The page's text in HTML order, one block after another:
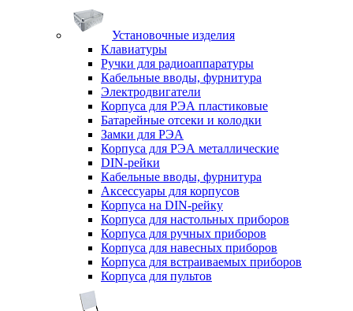
Установочные изделия
Клавиатуры
Ручки для радиоаппаратуры
Кабельные вводы, фурнитура
Электродвигатели
Корпуса для РЭА пластиковые
Батарейные отсеки и колодки
Замки для РЭА
Корпуса для РЭА металлические
DIN-рейки
Кабельные вводы, фурнитура
Аксессуары для корпусов
Корпуса на DIN-рейку
Корпуса для настольных приборов
Корпуса для ручных приборов
Корпуса для навесных приборов
Корпуса для встраиваемых приборов
Корпуса для пультов